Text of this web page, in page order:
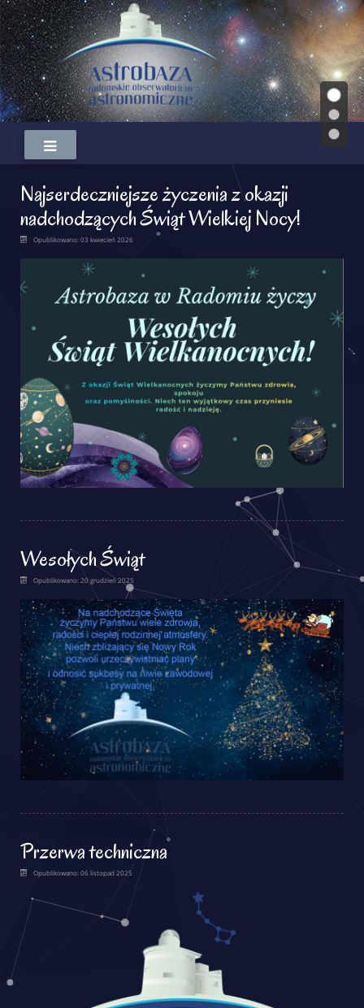
Najserdeczniejsze życzenia z okazji
nadchodzących Świąt Wielkiej Nocy!
Opublikowano: 03 kwiecień 2026
Wesołych Świąt
Opublikowano: 20 grudzień 2025
Przerwa techniczna
Opublikowano: 06 listopad 2025